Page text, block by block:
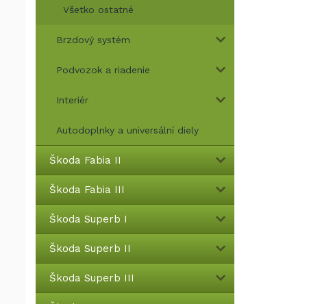
Všetko ostatné
Brzdový systém
Podvozok a riadenie
Interiér
Autodoplnky a universální diely
Škoda Fabia II
Škoda Fabia III
Škoda Superb I
Škoda Superb II
Škoda Superb III